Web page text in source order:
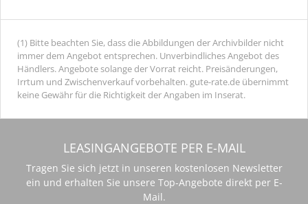
(1) Bitte beachten Sie, dass die Abbildungen der Archivbilder nicht
immer dem Angebot entsprechen. Unverbindliches Angebot des
Händlers. Angebote solange der Vorrat reicht. Preisänderungen,
Irrtum und Zwischenverkauf vorbehalten. gute-rate.de übernimmt
keine Gewähr für die Richtigkeit der Angaben im Inserat.
LEASINGANGEBOTE PER E-MAIL
Tragen Sie sich jetzt in unseren kostenlosen Newsletter
ein und erhalten Sie unsere Top-Angebote direkt per E-
Mail.